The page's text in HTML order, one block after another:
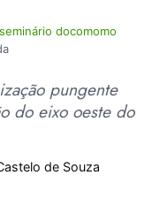
docomomo
pungente
do eixo oeste do
de Souza